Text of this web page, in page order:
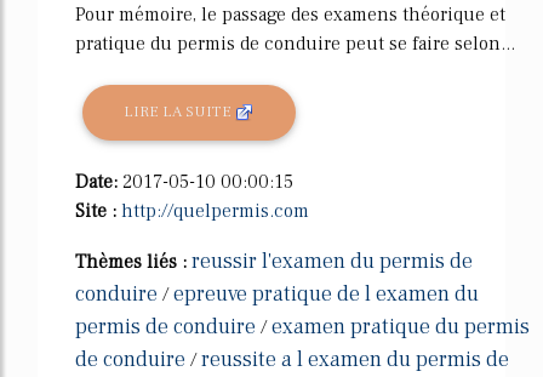
Pour mémoire, le passage des examens théorique et
pratique du permis de conduire peut se faire selon...
LIRE LA SUITE
Date: 2017-05-10 00:00:15
Site : http://quelpermis.com
Thèmes liés : reussir l'examen du permis de
conduire /epreuve pratique de l examen du
permis de conduire /examen pratique du permis
de conduire /reussite a l examen du permis de